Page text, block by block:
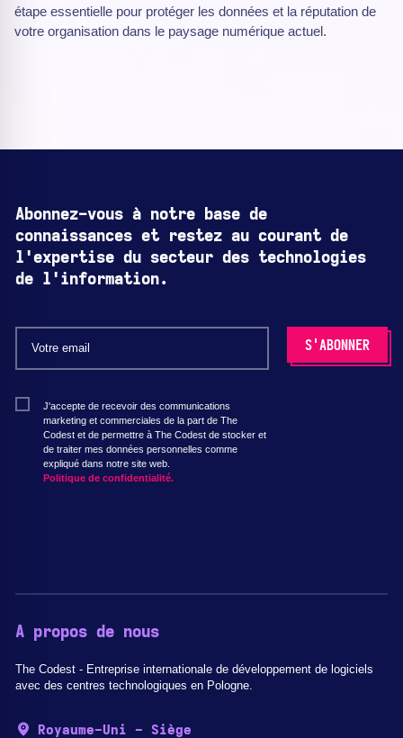
étape essentielle pour protéger les données et la réputation de
votre organisation dans le paysage numérique actuel.
Abonnez-vous à notre base de
connaissances et restez au courant de
l'expertise du secteur des technologies
de l'information.
J'accepte de recevoir des communications
marketing et commerciales de la part de The
Codest et de permettre à The Codest de stocker et
de traiter mes données personnelles comme
expliqué dans notre site web.
Politique de confidentialité.
A propos de nous
The Codest - Entreprise internationale de développement de logiciels
avec des centres technologiques en Pologne.
Royaume-Uni - Siège